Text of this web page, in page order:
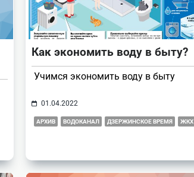
Как экономить воду в быту?
Учимся экономить воду в быту
01.04.2022
АРХИВ ВОДОКАНАЛ ДЗЕРЖИНСКОЕ ВРЕМЯ ЖКХ